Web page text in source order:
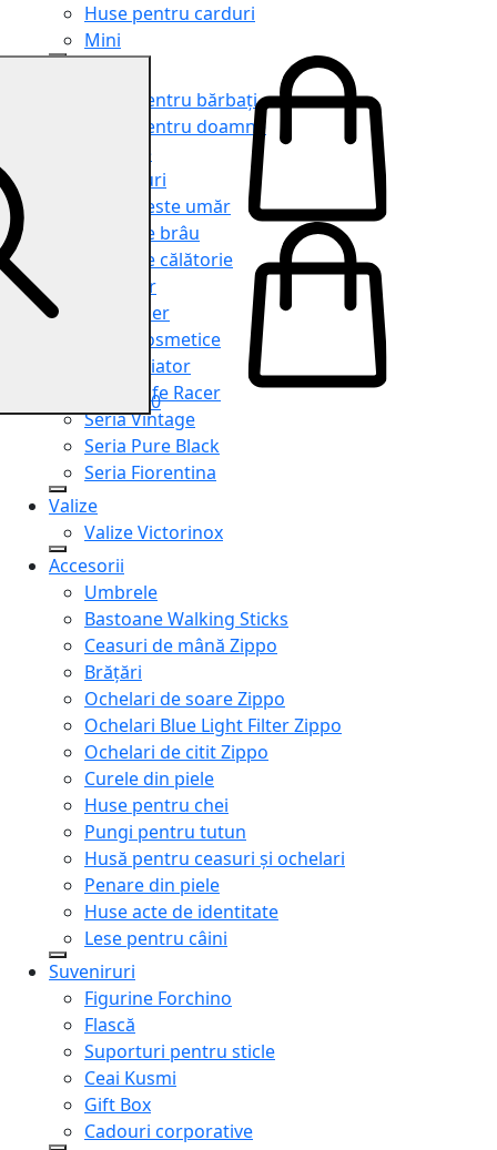
Huse pentru carduri
Mini
Genți pentru bărbați
Genți pentru doamne
Serviete
Rucsacuri
Genți peste umăr
Genți de brâu
Genți de călătorie
Shopper
Organiser
Truse cosmetice
Seria Aviator
Seria Cafe Racer
Seria Vintage
Seria Pure Black
Seria Fiorentina
Valize
Valize Victorinox
Accesorii
Umbrele
Bastoane Walking Sticks
Ceasuri de mână Zippo
Brățări
Ochelari de soare Zippo
Ochelari Blue Light Filter Zippo
Ochelari de citit Zippo
Curele din piele
Huse pentru chei
Pungi pentru tutun
Husă pentru ceasuri și ochelari
Penare din piele
Huse acte de identitate
Lese pentru câini
Suveniruri
Figurine Forchino
Flască
Suporturi pentru sticle
Ceai Kusmi
Gift Box
Cadouri corporative
0